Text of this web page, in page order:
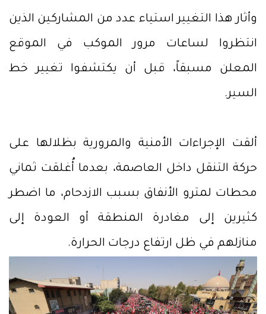
وأثار هذا التغيير استياء عدد من المشاركين الذين
انتظروا لساعات مرور الموكب في الموقع
المعلن مسبقاً، قبل أن يكتشفوا تغيير خط
السير.
ألقت الإجراءات الأمنية والمرورية بظلالها على
حركة التنقل داخل العاصمة، بعدما أُغلقت ثماني
محطات لمترو الأنفاق بسبب الازدحام، ما اضطر
كثيرين إلى مغادرة المنطقة أو العودة إلى
منازلهم في ظل ارتفاع درجات الحرارة.